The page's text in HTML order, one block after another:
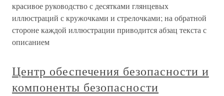
красивое руководство с десятками глянцевых
иллюстраций с кружочками и стрелочками; на обратной
стороне каждой иллюстрации приводится абзац текста с
описанием
Центр обеспечения безопасности и
компоненты безопасности